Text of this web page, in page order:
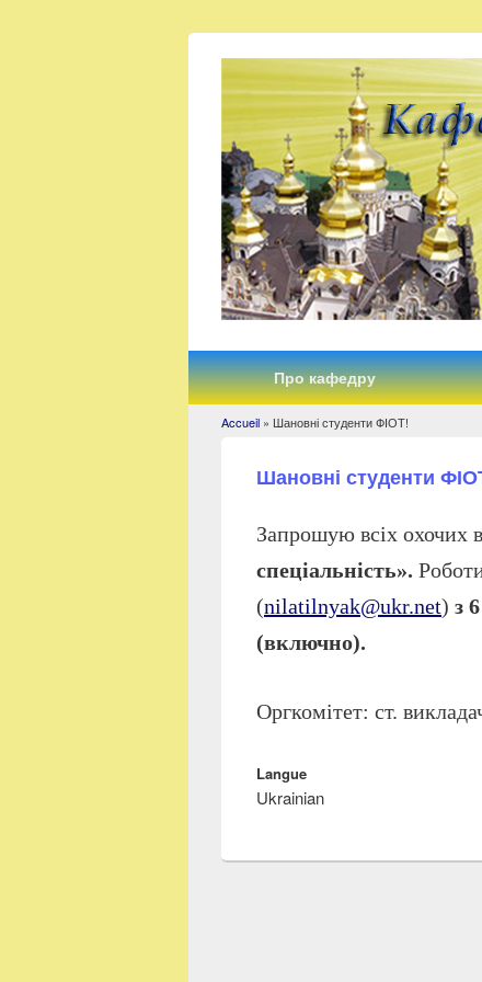
Про кафедру
You are here
Accueil » Шановні студенти ФІОТ!
Шановні студенти
Запрошую всіх охочих
спеціальність».
(nilatilnyak@ukr.net) з
(включно).
Оргкомітет: ст.
Langue
Ukrainian